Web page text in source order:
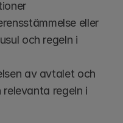
eller
och regeln i
av avtalet och
regeln i